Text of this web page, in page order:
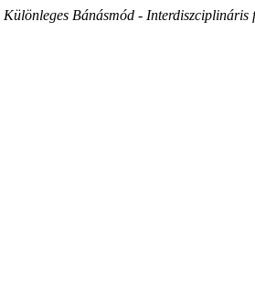
Különleges Bánásmód - Interdiszciplináris